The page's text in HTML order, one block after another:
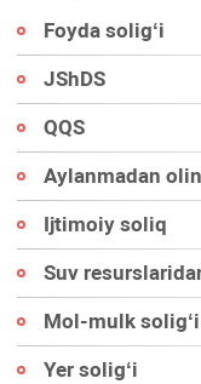
Foyda soligʻi
JShDS
QQS
Aylanmadan
Ijtimoiy soliq
Suv
Mol-mulk soligʻi
Yer soligʻi